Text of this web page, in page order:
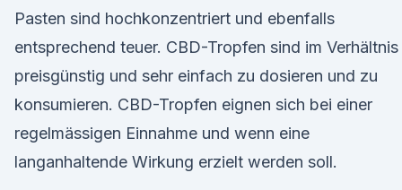
Pasten sind hochkonzentriert und ebenfalls
entsprechend teuer. CBD-Tropfen sind im Verhältnis
preisgünstig und sehr einfach zu dosieren und zu
konsumieren. CBD-Tropfen eignen sich bei einer
regelmässigen Einnahme und wenn eine
langanhaltende Wirkung erzielt werden soll.